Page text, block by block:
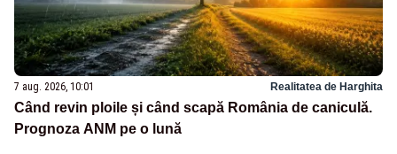
7 aug. 2026, 10:01 Realitatea de Harghita
Când revin ploile și când scapă România de caniculă.
Prognoza ANM pe o lună